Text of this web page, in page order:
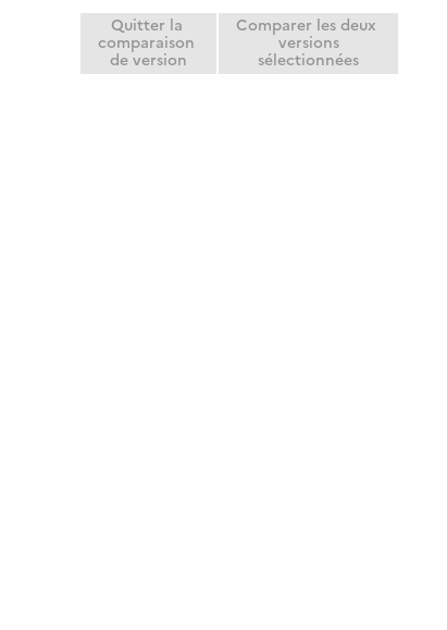
Quitter la
comparaison
de version
Comparer les deux
versions
sélectionnées